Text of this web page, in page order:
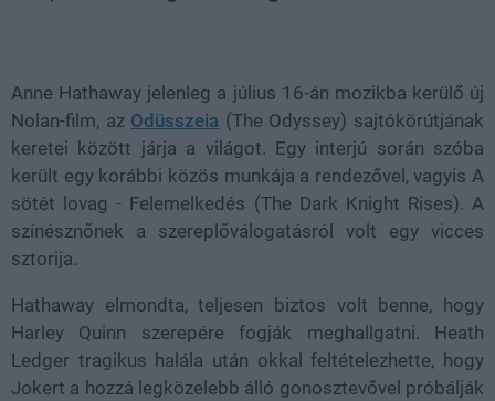
Anne Hathaway jelenleg a július 16-án mozikba kerülő új
Nolan-film, az Odüsszeia (The Odyssey) sajtókörútjának
keretei között járja a világot. Egy interjú során szóba
került egy korábbi közös munkája a rendezővel, vagyis A
sötét lovag - Felemelkedés (The Dark Knight Rises). A
színésznőnek a szereplőválogatásról volt egy vicces
sztorija.
Hathaway elmondta, teljesen biztos volt benne, hogy
Harley Quinn szerepére fogják meghallgatni. Heath
Ledger tragikus halála után okkal feltételezhette, hogy
Jokert a hozzá legközelebb álló gonosztevővel próbálják